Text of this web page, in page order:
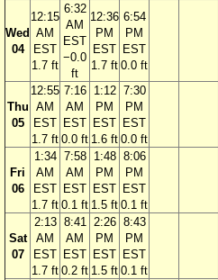
Wed
04
12:15
AM
EST
1.7 ft
6:32
AM
EST
−0.0
ft
12:36
PM
EST
1.7 ft
6:54
PM
EST
0.0 ft
Thu
05
12:55
AM
EST
1.7 ft
7:16
AM
EST
0.0 ft
1:12
PM
EST
1.6 ft
7:30
PM
EST
0.0 ft
Fri
06
1:34
AM
EST
1.7 ft
7:58
AM
EST
0.1 ft
1:48
PM
EST
1.5 ft
8:06
PM
EST
0.1 ft
Sat
07
2:13
AM
EST
1.7 ft
8:41
AM
EST
0.2 ft
2:26
PM
EST
1.5 ft
8:43
PM
EST
0.1 ft